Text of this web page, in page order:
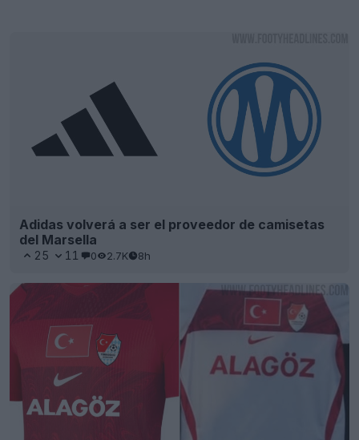
Adidas volverá a ser el proveedor de camisetas
del Marsella
25 11 0 2.7K 8h